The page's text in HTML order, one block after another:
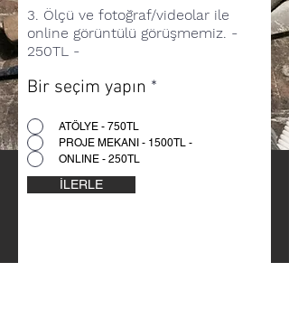
3. Ölçü ve fotoğraf/videolar ile
online görüntülü görüşmemiz. -
250TL -
Bir seçim yapın *
ATÖLYE - 750TL
PROJE MEKANI - 1500TL -
ONLINE - 250TL
İLERLE